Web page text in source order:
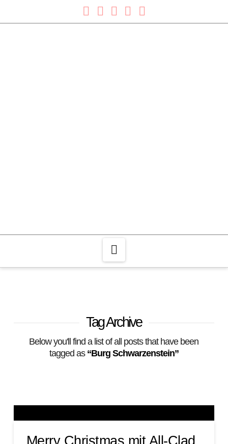
Navigation
Tag Archive
Below you'll find a list of all posts that have been
tagged as “Burg Schwarzenstein”